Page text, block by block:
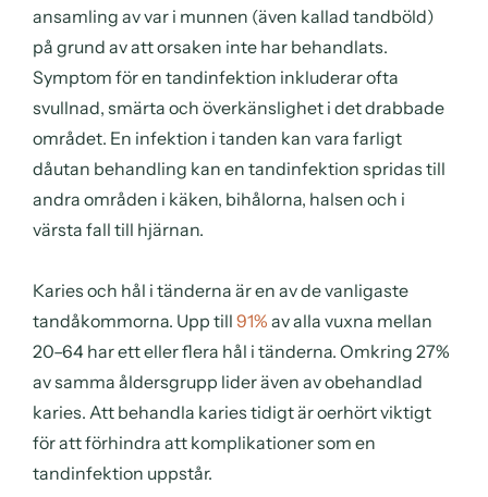
ansamling av var i munnen (även kallad tandböld)
på grund av att orsaken inte har behandlats.
Symptom för en tandinfektion inkluderar ofta
svullnad, smärta och överkänslighet i det drabbade
området. En infektion i tanden kan vara farligt
dåutan behandling kan en tandinfektion spridas till
andra områden i käken, bihålorna, halsen och i
värsta fall till hjärnan.
Karies och hål i tänderna är en av de vanligaste
tandåkommorna. Upp till 91% av alla vuxna mellan
20–64 har ett eller flera hål i tänderna. Omkring 27%
av samma åldersgrupp lider även av obehandlad
karies. Att behandla karies tidigt är oerhört viktigt
för att förhindra att komplikationer som en
tandinfektion uppstår.